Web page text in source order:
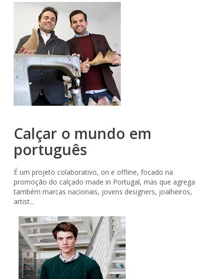
Calçar o mundo em
português
É um projeto colaborativo, on e offline, focado na
promoção do calçado made in Portugal, mas que agrega
também marcas nacionais, jovens designers, joalheiros,
artist...